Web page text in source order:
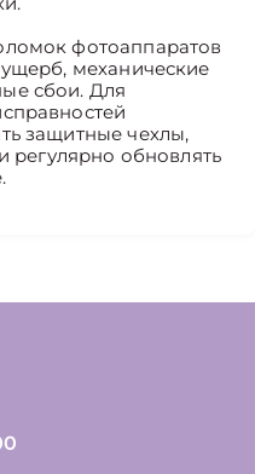
фотоаппаратов
механические
сбои. Для
защитные чехлы,
регулярно обновлять